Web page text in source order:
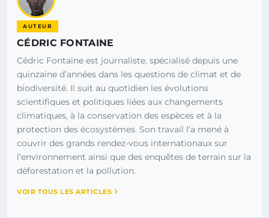
AUTEUR
CÉDRIC FONTAINE
Cédric Fontaine est journaliste, spécialisé depuis une
quinzaine d’années dans les questions de climat et de
biodiversité. Il suit au quotidien les évolutions
scientifiques et politiques liées aux changements
climatiques, à la conservation des espèces et à la
protection des écosystèmes. Son travail l’a mené à
couvrir des grands rendez-vous internationaux sur
l’environnement ainsi que des enquêtes de terrain sur la
déforestation et la pollution.
VOIR TOUS LES ARTICLES